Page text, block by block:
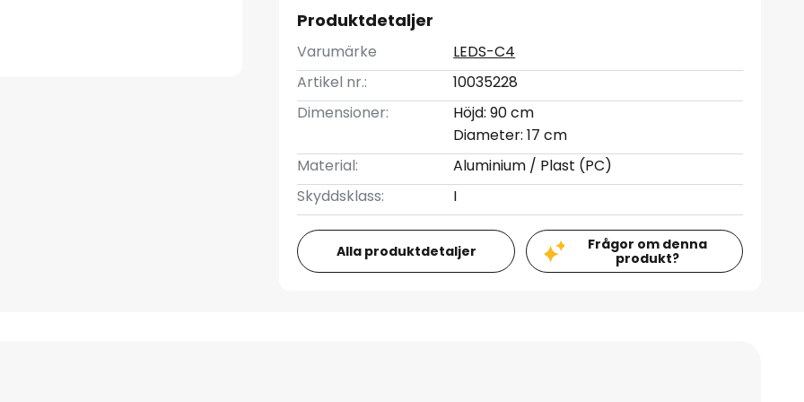
Produktdetaljer
Varumärke
LEDS-C4
Artikel nr.:
10035228
Dimensioner:
Höjd: 90 cm
Diameter: 17 cm
Material:
Aluminium / Plast (PC)
Skyddsklass:
I
Alla produktdetaljer
Frågor om denna
produkt?